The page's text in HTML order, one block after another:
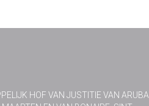
HOF VAN JUSTITIE VAN ARUBA,